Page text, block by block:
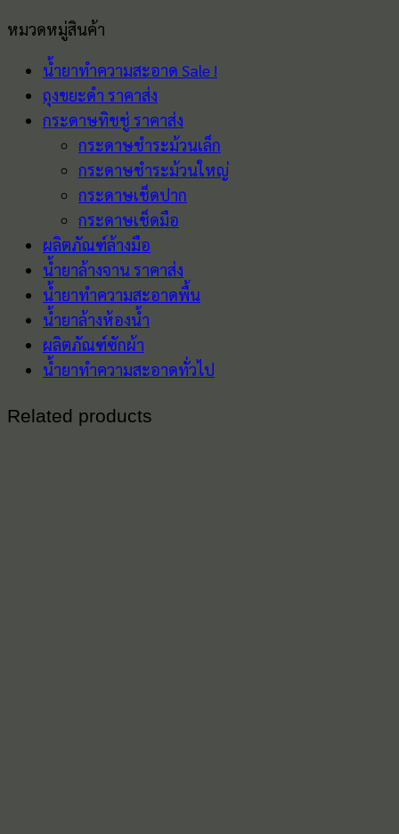
หมวดหมู่สินค้า
น้ำยาทำความสะอาด Sale !
ถุงขยะดำ ราคาส่ง
กระดาษทิชชู่ ราคาส่ง
กระดาษชำระม้วนเล็ก
กระดาษชำระม้วนใหญ่
กระดาษเช็ดปาก
กระดาษเช็ดมือ
ผลิตภัณฑ์ล้างมือ
น้ำยาล้างจาน ราคาส่ง
น้ำยาทำความสะอาดพื้น
น้ำยาล้างห้องน้ำ
ผลิตภัณฑ์ซักผ้า
น้ำยาทำความสะอาดทั่วไป
Related products